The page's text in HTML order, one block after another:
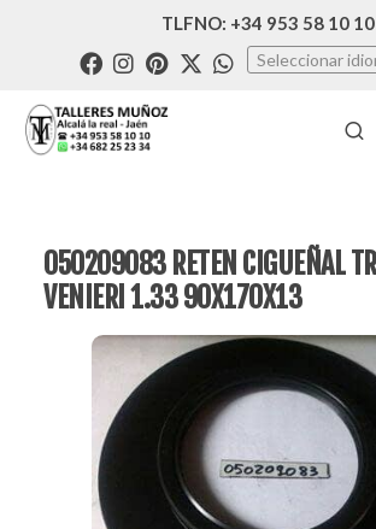
TLFNO: +34 953 58 10 10
Seleccionar
050209083 RETEN CIGUEÑAL
VENIERI 1.33 90X170X13